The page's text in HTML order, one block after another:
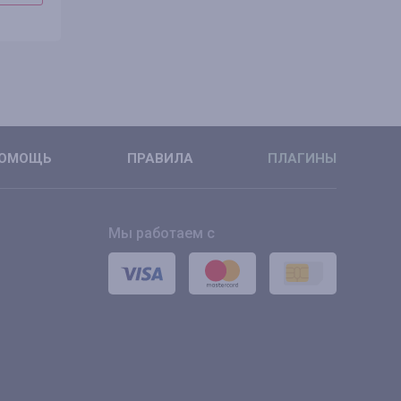
ПРАВИЛА ПЛАГИНЫ
Мы работаем с